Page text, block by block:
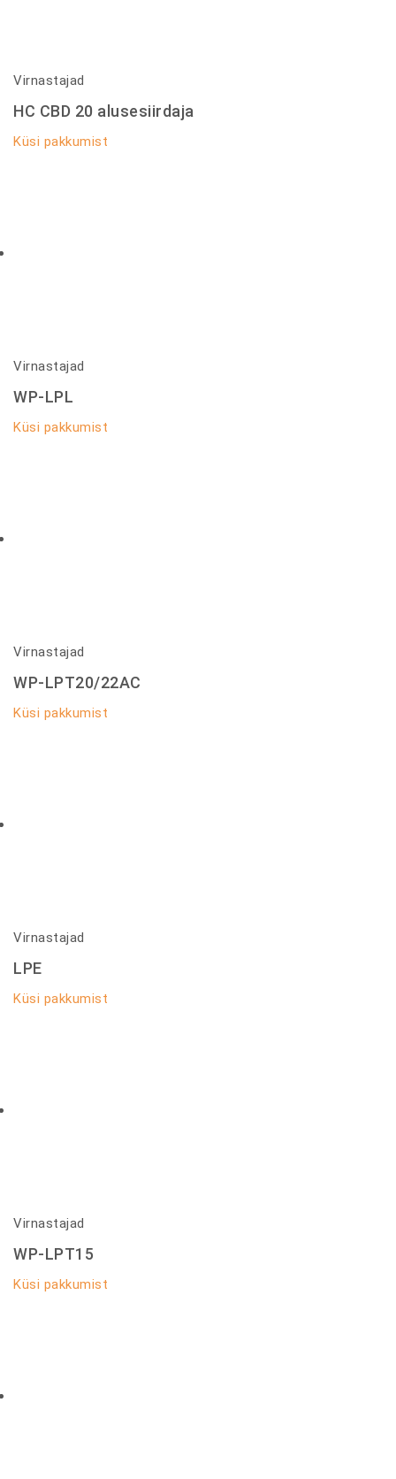
Virnastajad
HC CBD 20 alusesiirdaja
Küsi pakkumist
Virnastajad
WP-LPL
Küsi pakkumist
Virnastajad
WP-LPT20/22AC
Küsi pakkumist
Virnastajad
LPE
Küsi pakkumist
Virnastajad
WP-LPT15
Küsi pakkumist